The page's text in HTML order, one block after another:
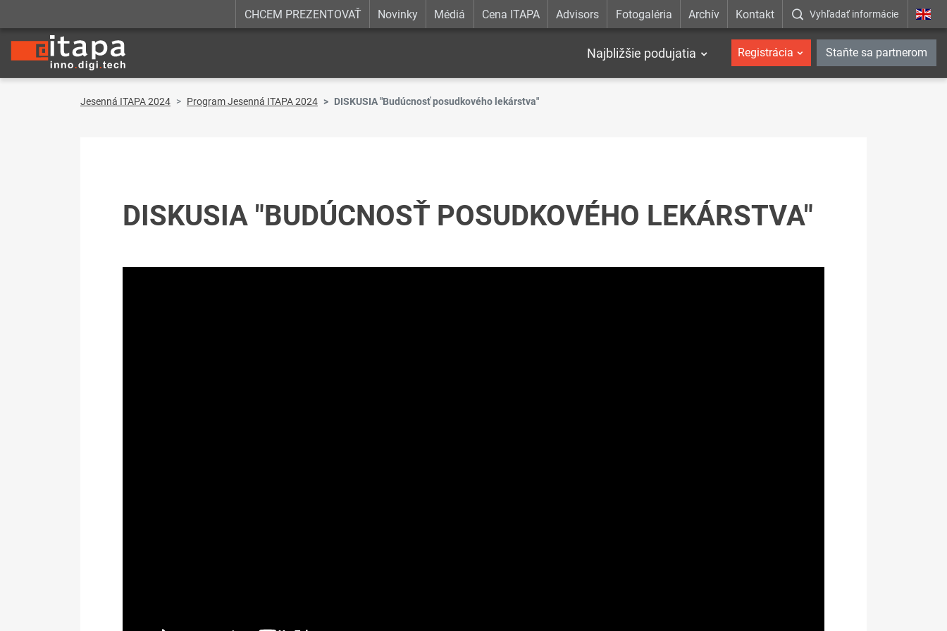
CHCEM PREZENTOVAŤ Novinky Médiá Cena ITAPA Advisors Fotogaléria Archív Kontakt Vyhľadať informácie
Najbližšie podujatia Registrácia Staňte sa partnerom
Jesenná ITAPA 2024 Program Jesenná ITAPA 2024 DISKUSIA "Budúcnosť posudkového lekárstva"
DISKUSIA "BUDÚCNOSŤ POSUDKOVÉHO LEKÁRSTVA"